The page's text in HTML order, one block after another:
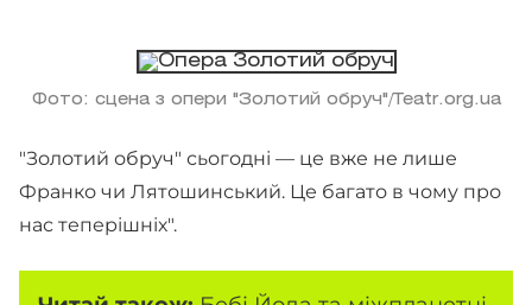
Фото: сцена з опери "Золотий обруч"/Teatr.org.ua
"Золотий обруч" сьогодні — це вже не лише
Франко чи Лятошинський. Це багато в чому про
нас теперішніх".